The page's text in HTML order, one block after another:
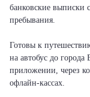
банковские выписки
пребывания.
Готовы к
на автобус до
приложении, через
офлайн-кассах.